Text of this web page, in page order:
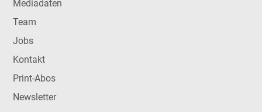
Mediadaten
Team
Jobs
Kontakt
Print-Abos
Newsletter